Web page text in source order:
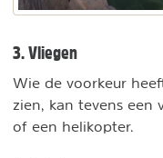
3. Vliegen
Wie de voorkeur
zien, kan tevens een
of een helikopter.